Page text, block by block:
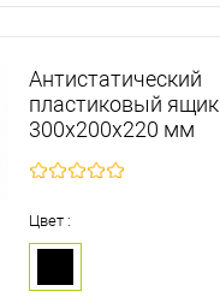
Антистатический
пластиковый ящик
300х200х220 мм
Цвет :